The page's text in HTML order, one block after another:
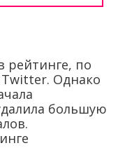
рейтинге, по
Однако
большую